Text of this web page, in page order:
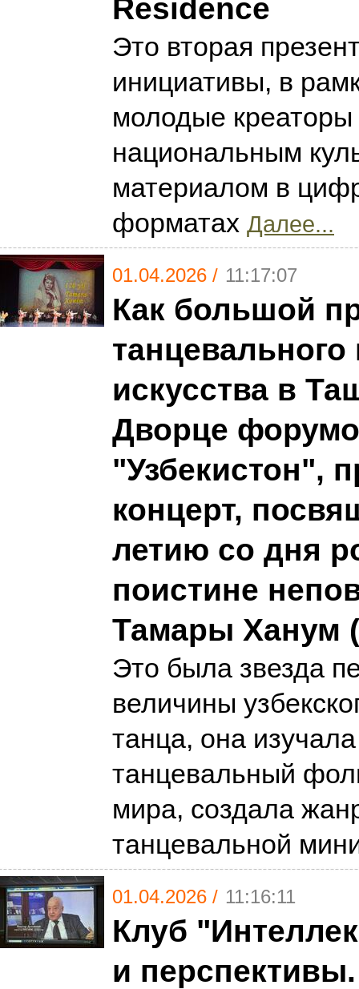
Residence
Это вторая
инициативы, в
молодые креаторы
национальным
материалом в
форматах Далее...
01.04.2026 / 11:17:07
Как большой
танцевального
искусства в
Дворце
"Узбекистон",
концерт,
летию со дня
поистине
Тамары Ханум
Это была звезда
величины
танца, она
танцевальный
мира, создала
танцевальной
01.04.2026 / 11:16:11
Клуб
и